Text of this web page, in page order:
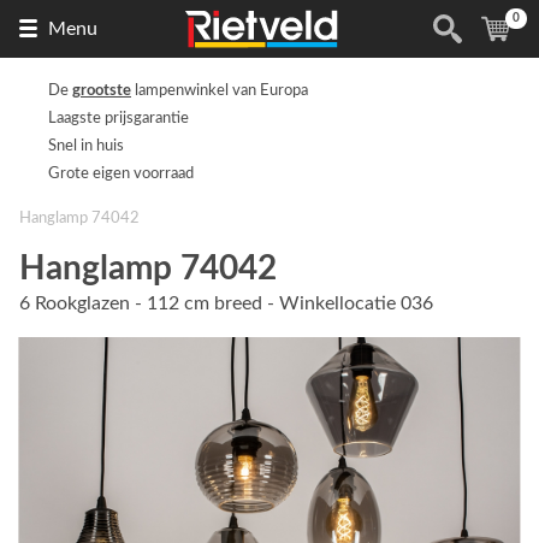
Menu
de
(
0
De grootste lampenwinkel van Europa
Laagste prijsgarantie
Snel in huis
Grote eigen voorraad
Hanglamp 74042
Hanglamp 74042
6 Rookglazen - 112 cm breed - Winkellocatie 036